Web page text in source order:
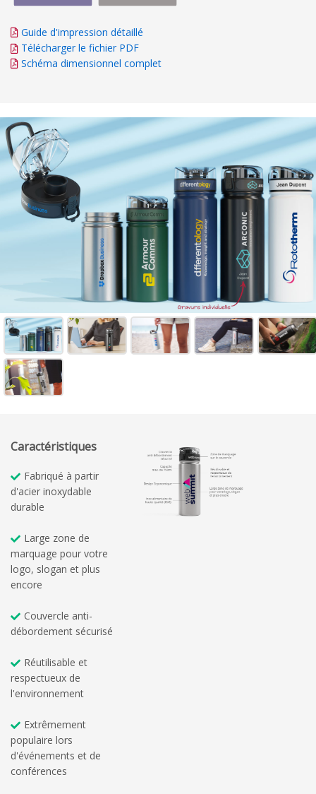
Guide d'impression détaillé
Télécharger le fichier PDF
Schéma dimensionnel complet
Caractéristiques
Fabriqué à partir
d'acier inoxydable
durable
Large zone de
marquage pour votre
logo, slogan et plus
encore
Couvercle anti-
débordement sécurisé
Réutilisable et
respectueux de
l'environnement
Extrêmement
populaire lors
d'événements et de
conférences